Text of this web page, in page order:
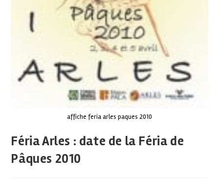
affiche feria arles paques 2010
Féria Arles : date de la Féria de
Pâques 2010